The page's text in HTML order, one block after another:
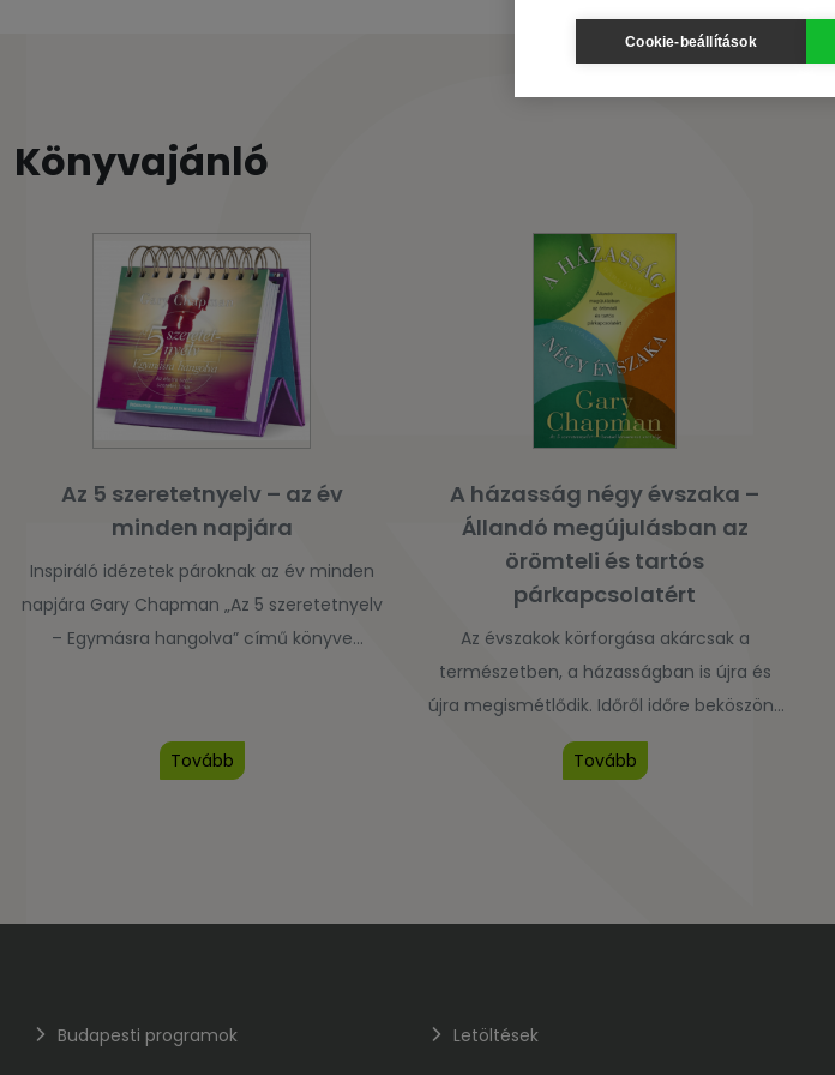
Könyvajánló
Az 5 szeretetnyelv – az év
minden napjára
Inspiráló idézetek pároknak az év minden
napjára Gary Chapman „Az 5 szeretetnyelv
– Egymásra hangolva” című könyve
életen át – az művészet! Az öröknaptár a
szeretet kifejezésének és befogadásának
Tovább
A házasság négy évszaka –
Állandó megújulásban az
örömteli és tartós
párkapcsolatért
Az évszakok körforgása akárcsak a
természetben, a házasságban is újra és
újra megismétlődik. Időről időre beköszönt
a tél, amikor a házastársak zárkózottak,
magányosak és elégedetlenek; máskor
Tovább
Budapesti programok Letöltések
Cookie-beállítások